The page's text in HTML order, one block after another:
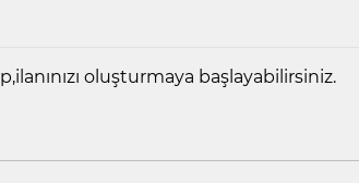
oluşturmaya başlayabilirsiniz.